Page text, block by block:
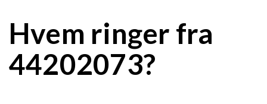
Hvem ringer fra
44202073?